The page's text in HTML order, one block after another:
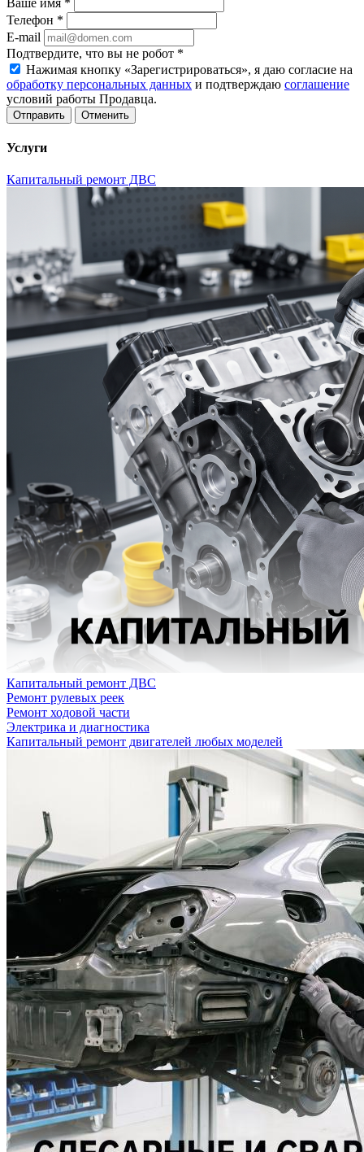
Ваше имя *
Телефон *
E-mail
Подтвердите, что вы не робот *
Нажимая кнопку «Зарегистрироваться», я даю согласие на
обработку персональных данных и подтверждаю соглашение
условий работы Продавца.
Отменить
Услуги
Капитальный ремонт ДВС
Капитальный ремонт ДВС
Ремонт рулевых реек
Ремонт ходовой части
Электрика и диагностика
Капитальный ремонт двигателей любых моделей